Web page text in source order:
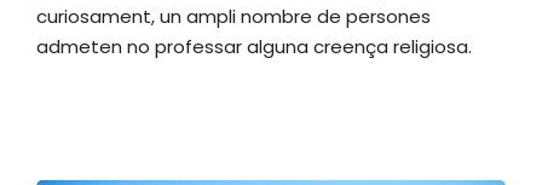
curiosament, un ampli nombre de persones
admeten no professar alguna creença religiosa.